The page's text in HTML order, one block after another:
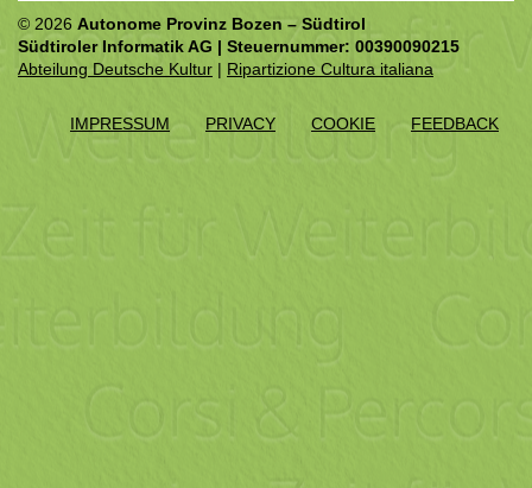
© 2026 Autonome Provinz Bozen – Südtirol
Südtiroler Informatik AG | Steuernummer: 00390090215
Abteilung Deutsche Kultur | Ripartizione Cultura italiana
IMPRESSUM PRIVACY COOKIE FEEDBACK